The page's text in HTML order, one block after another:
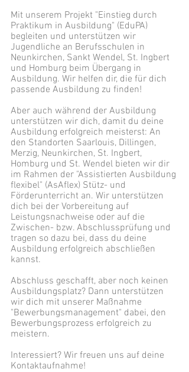
Mit unserem Projekt "Einstieg durch
Praktikum in Ausbildung" (EduPA)
begleiten und unterstützen wir
Jugendliche an Berufsschulen in
Neunkirchen, Sankt Wendel, St. Ingbert
und Homburg beim Übergang in
Ausbildung. Wir helfen dir, die für dich
passende Ausbildung zu finden!
Aber auch während der Ausbildung
unterstützen wir dich, damit du deine
Ausbildung erfolgreich meisterst: An
den Standorten Saarlouis, Dillingen,
Merzig, Neunkirchen, St. Ingbert,
Homburg und St. Wendel bieten wir dir
im Rahmen der "Assistierten Ausbildung
flexibel" (AsAflex) Stütz- und
Förderunterricht an. Wir unterstützen
dich bei der Vorbereitung auf
Leistungsnachweise oder auf die
Zwischen- bzw. Abschlussprüfung und
tragen so dazu bei, dass du deine
Ausbildung erfolgreich abschließen
kannst.
Abschluss geschafft, aber noch keinen
Ausbildungsplatz? Dann unterstützen
wir dich mit unserer Maßnahme
"Bewerbungsmanagement" dabei, den
Bewerbungsprozess erfolgreich zu
meistern.
Interessiert? Wir freuen uns auf deine
Kontaktaufnahme!